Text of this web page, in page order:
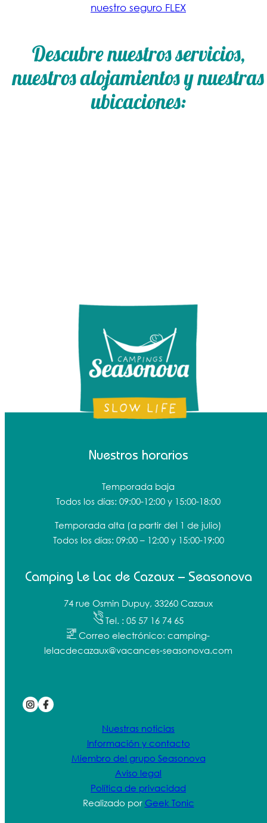
nuestro seguro FLEX
Descubre nuestros servicios,
nuestros alojamientos y nuestras
ubicaciones:
Camping Le Lac de Cazaux – Seasonova
74 rue Osmin Dupuy, 33260 Cazaux
Tel. : 05 57 16 74 65
Correo electrónico: camping-
lelacdecazaux@vacances-seasonova.com
Nuestras noticias
Información y contacto
Miembro del grupo Seasonova
Aviso legal
Política de privacidad
Realizado por Geek Tonic
Nuestros horarios
Temporada baja
Todos los días: 09:00-12:00 y 15:00-18:00
Temporada alta (a partir del 1 de julio)
Todos los días: 09:00 – 12:00 y 15:00-19:00